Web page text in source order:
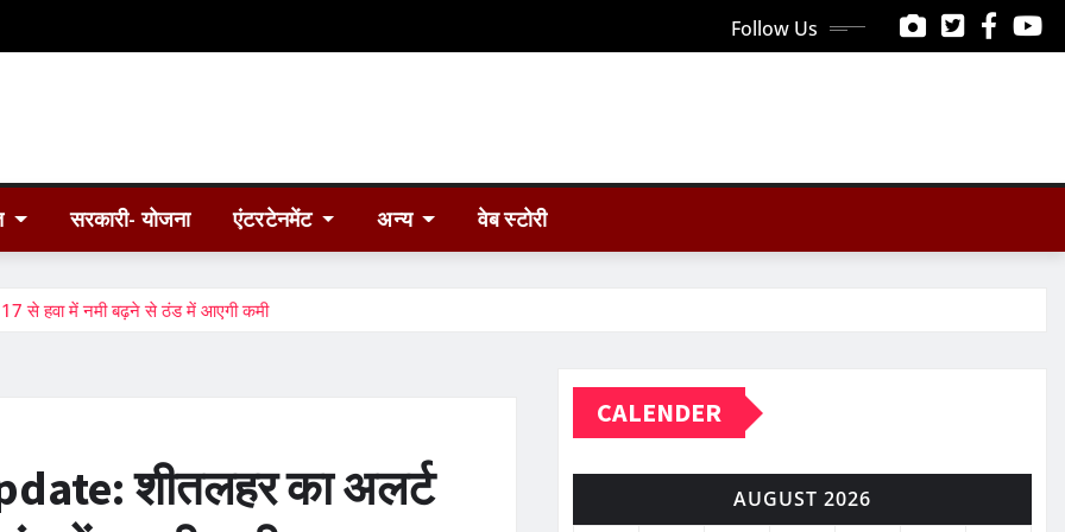
Follow Us
सरकारी- योजना एंटरटेनमेंट अन्य वेब स्टोरी
से हवा में नमी बढ़ने से ठंड में आएगी कमी
शीतलहर का अलर्ट
CALENDER
AUGUST 2026